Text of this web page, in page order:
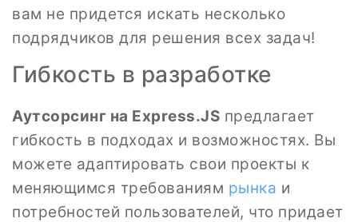
вам не придется искать несколько
подрядчиков для решения всех задач!
Гибкость в разработке
Аутсорсинг на Express.JS предлагает
гибкость в подходах и возможностях. Вы
можете адаптировать свои проекты к
меняющимся требованиям рынка и
потребностей пользователей, что придает